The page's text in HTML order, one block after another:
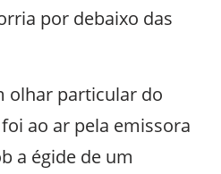
por debaixo das
olhar particular do
ao ar pela emissora
a égide de um